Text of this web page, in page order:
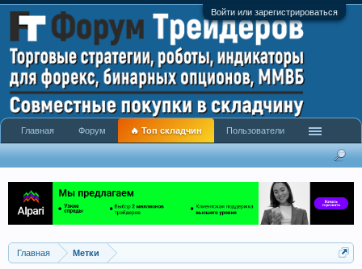
Войти или зарегистрироваться
Главная Метки
Главная Форум 🔥 Топ складчин Пользователи